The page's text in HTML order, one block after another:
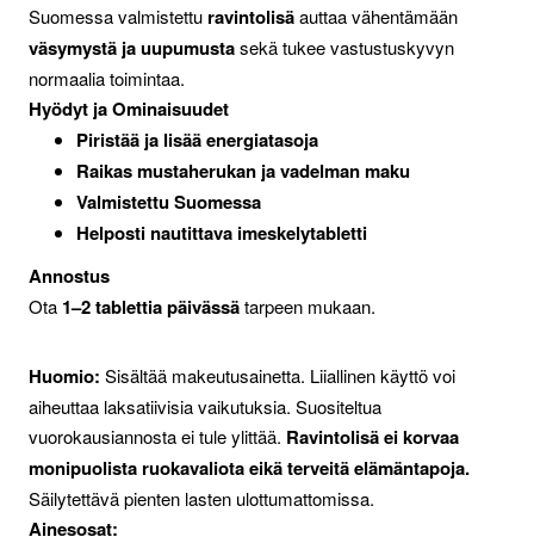
Suomessa valmistettu ravintolisäauttaa vähentämään
väsymystä ja uupumustasekä tukee vastustuskyvyn
normaalia toimintaa.
Hyödyt ja Ominaisuudet
Piristää ja lisää energiatasoja
Raikas mustaherukan ja vadelman maku
Valmistettu Suomessa
Helposti nautittava imeskelytabletti
Annostus
Ota 1–2 tablettia päivässätarpeen mukaan.
Huomio: Sisältää makeutusainetta. Liiallinen käyttö voi
aiheuttaa laksatiivisia vaikutuksia. Suositeltua
vuorokausiannosta ei tule ylittää. Ravintolisä ei korvaa
monipuolista ruokavaliota eikä terveitä elämäntapoja.
Säilytettävä pienten lasten ulottumattomissa.
Ainesosat: